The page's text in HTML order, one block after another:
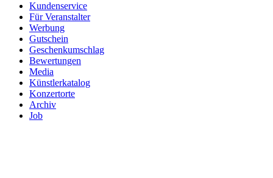
Kundenservice
Für Veranstalter
Werbung
Gutschein
Geschenkumschlag
Bewertungen
Media
Künstlerkatalog
Konzertorte
Archiv
Job